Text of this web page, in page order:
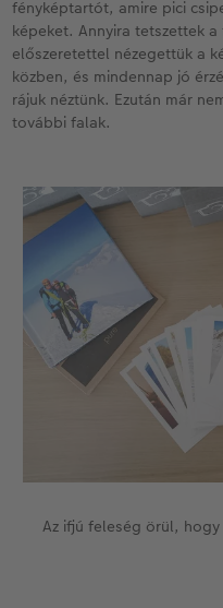
fényképtartót, amire pici
képeket. Annyira tetszettek
előszeretettel nézegettük a
közben, és mindennap jó
rájuk néztünk. Ezután már
további falak.
Az ifjú feleség örül,